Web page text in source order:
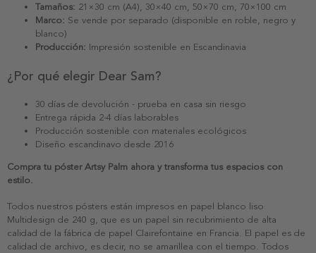
Tamaños: 21×30 cm (A4), 30×40 cm, 50×70 cm, 70×100 cm
Marco: Se vende por separado (disponible en roble, negro y
blanco)
Producción: Impresión sostenible en Escandinavia
¿Por qué elegir Dear Sam?
30 días de devolución - prueba en casa sin riesgo
Entrega rápida 2-4 días laborables
Producción sostenible con materiales ecológicos
Diseño escandinavo desde 2016
Compra tu póster Artsy Palm ahora y transforma tus espacios con
estilo.
Todos nuestros pósters están impresos en papel blanco liso
Multidesign de 240 g, que es un papel sin recubrimiento de alta
calidad de la fábrica de papel Clairefontaine en Francia. El papel es de
calidad de archivo, es decir, no se amarillea con el tiempo. Todos